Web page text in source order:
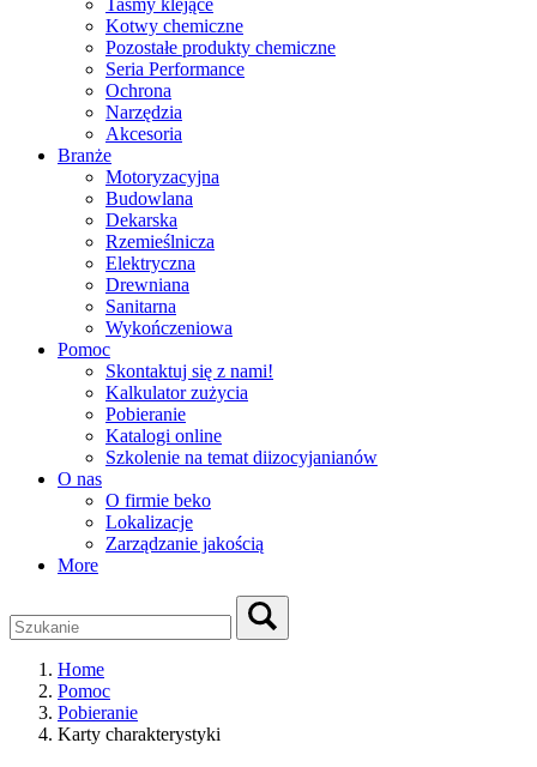
Taśmy klejące
Kotwy chemiczne
Pozostałe produkty chemiczne
Seria Performance
Ochrona
Narzędzia
Akcesoria
Branże
Motoryzacyjna
Budowlana
Dekarska
Rzemieślnicza
Elektryczna
Drewniana
Sanitarna
Wykończeniowa
Pomoc
Skontaktuj się z nami!
Kalkulator zużycia
Pobieranie
Katalogi online
Szkolenie na temat diizocyjanianów
O nas
O firmie beko
Lokalizacje
Zarządzanie jakością
More
Home
Pomoc
Pobieranie
Karty charakterystyki